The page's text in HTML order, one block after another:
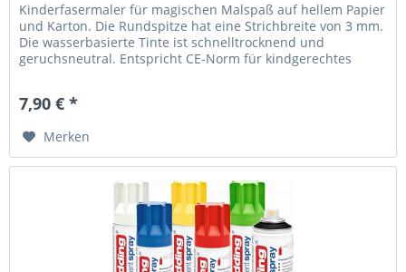
Kinderfasermaler für magischen Malspaß auf hellem Papier
und Karton. Die Rundspitze hat eine Strichbreite von 3 mm.
Die wasserbasierte Tinte ist schnelltrocknend und
geruchsneutral. Entspricht CE-Norm für kindgerechtes
7,90 € *
Merken